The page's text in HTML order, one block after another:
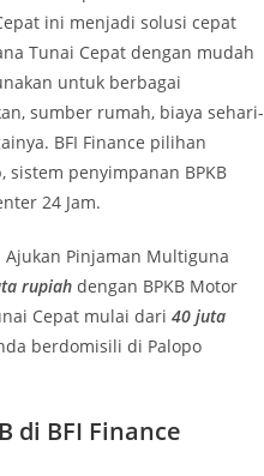
ini menjadi solusi cepat
Tunai Cepat dengan mudah
untuk berbagai
sumber rumah, biaya sehari-
BFI Finance pilihan
penyimpanan BPKB
24 Jam.
Ajukan Pinjaman Multiguna
rupiah dengan BPKB Motor
Cepat mulai dari 40 juta
berdomisili di Palopo
di BFI Finance